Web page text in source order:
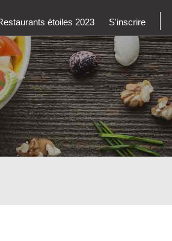
étoiles 2023 S'inscrire